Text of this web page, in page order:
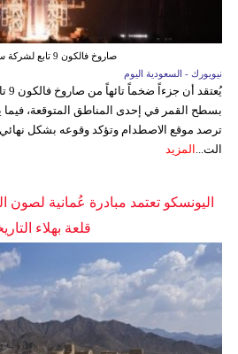
صاروخ فالكون 9 تابع لشركة سبيس إكس
نيويورك - السعودية اليوم
بسطح القمر في إحدى المناطق المتوقعة، فيما
ترصد موقع الاصطدام وتؤكد وقوعه بشكل
الت... المزيد
اليونسكو تعتمد مبادرة عُمانية لصون
قلعة بهلاء